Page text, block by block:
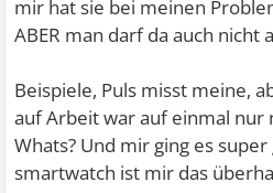
mir hat sie bei meinen
ABER man darf da auch nicht
Beispiele, Puls misst meine,
auf Arbeit war auf einmal nur
Whats? Und mir ging es
smartwatch ist mir das